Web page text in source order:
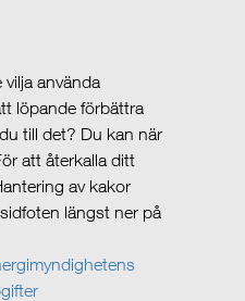
använda
löpande förbättra
till det? Du kan när
att återkalla ditt
av kakor
längst ner på